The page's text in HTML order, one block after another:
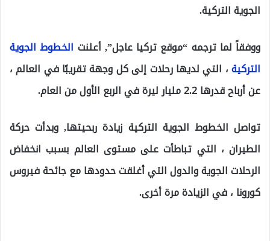
الجوية التركية.
ووفقاً لما ترجمه “موقع تركيا عاجل”, أعلنت الخطوط الجوية
التركية، التي لديها رحلات إلى كل وجهة تقريبًا في العالم ،
عن أرباح قدرها 2.2 مليار ليرة في الربع الأول من العام.
تواصل الخطوط الجوية التركية زيادة ربحيتها, وبدأت حركة
الطيران ، التي تباطأت على مستوى العالم بسبب انخفاض
الرحلات الجوية والدول التي أغلقت حدودها مع جائحة فيروس
كورونا ، في الزيادة مرة أخرى.